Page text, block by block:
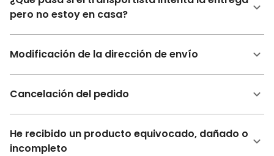
pero no estoy en casa?
Modificación de la dirección de envío
Cancelación del pedido
He recibido un producto equivocado, dañado o
incompleto